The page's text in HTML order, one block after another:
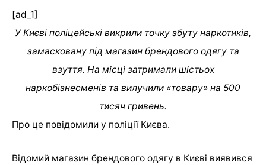
[ad_1]
У Києві поліцейські викрили точку збуту наркотиків,
замасковану під магазин брендового одягу та
взуття. На місці затримали шістьох
наркобізнесменів та вилучили «товару» на 500
тисяч гривень.
Про це повідомили у поліції Києва.
Відомий магазин брендового одягу в Києві виявився